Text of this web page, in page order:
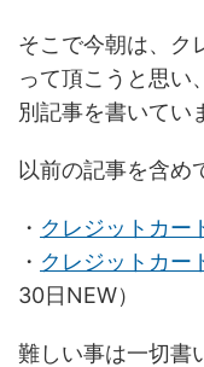
そこで今朝は、ク
って頂こうと思い、
別記事を書いてい
以前の記事を含め
・ クレジットカー
・ クレジットカー
30日NEW）
難しい事は一切書